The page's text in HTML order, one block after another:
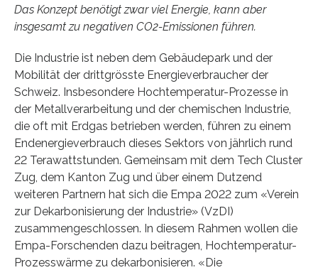
Das Konzept benötigt zwar viel Energie, kann aber
insgesamt zu negativen CO2-Emissionen führen.
Die Industrie ist neben dem Gebäudepark und der
Mobilität der drittgrösste Energieverbraucher der
Schweiz. Insbesondere Hochtemperatur-Prozesse in
der Metallverarbeitung und der chemischen Industrie,
die oft mit Erdgas betrieben werden, führen zu einem
Endenergieverbrauch dieses Sektors von jährlich rund
22 Terawattstunden. Gemeinsam mit dem Tech Cluster
Zug, dem Kanton Zug und über einem Dutzend
weiteren Partnern hat sich die Empa 2022 zum «Verein
zur Dekarbonisierung der Industrie» (VzDI)
zusammengeschlossen. In diesem Rahmen wollen die
Empa-Forschenden dazu beitragen, Hochtemperatur-
Prozesswärme zu dekarbonisieren. «Die